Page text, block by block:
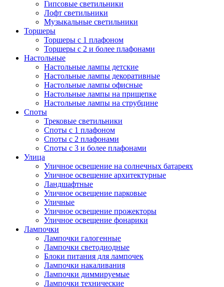
Гипсовые светильники
Лофт светильники
Музыкальные светильники
Торшеры
Торшеры с 1 плафоном
Торшеры с 2 и более плафонами
Настольные
Настольные лампы детские
Настольные лампы декоративные
Настольные лампы офисные
Настольные лампы на прищепке
Настольные лампы на струбцине
Споты
Трековые светильники
Споты с 1 плафоном
Споты с 2 плафонами
Споты с 3 и более плафонами
Улица
Уличное освещение на солнечных батареях
Уличное освещение архитектурные
Ландшафтные
Уличное освещение парковые
Уличные
Уличное освещение прожекторы
Уличное освещение фонарики
Лампочки
Лампочки галогенные
Лампочки светодиодные
Блоки питания для лампочек
Лампочки накаливания
Лампочки диммируемые
Лампочки технические